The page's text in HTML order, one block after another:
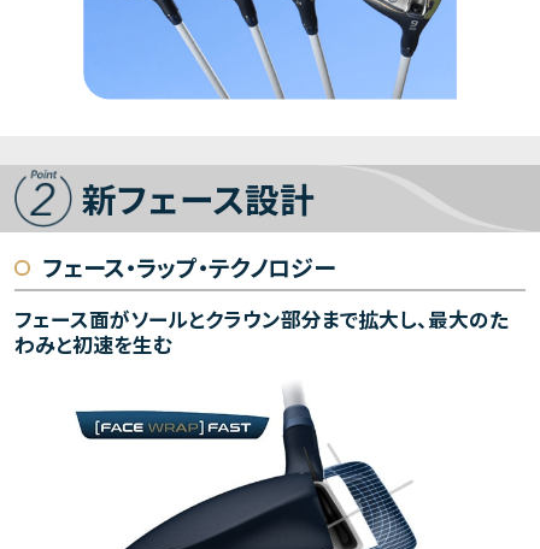
新フェース設計
フェース・ラップ・テクノロジー
フェース面がソールとクラウン部分まで拡大し、最大のた
わみと初速を生む